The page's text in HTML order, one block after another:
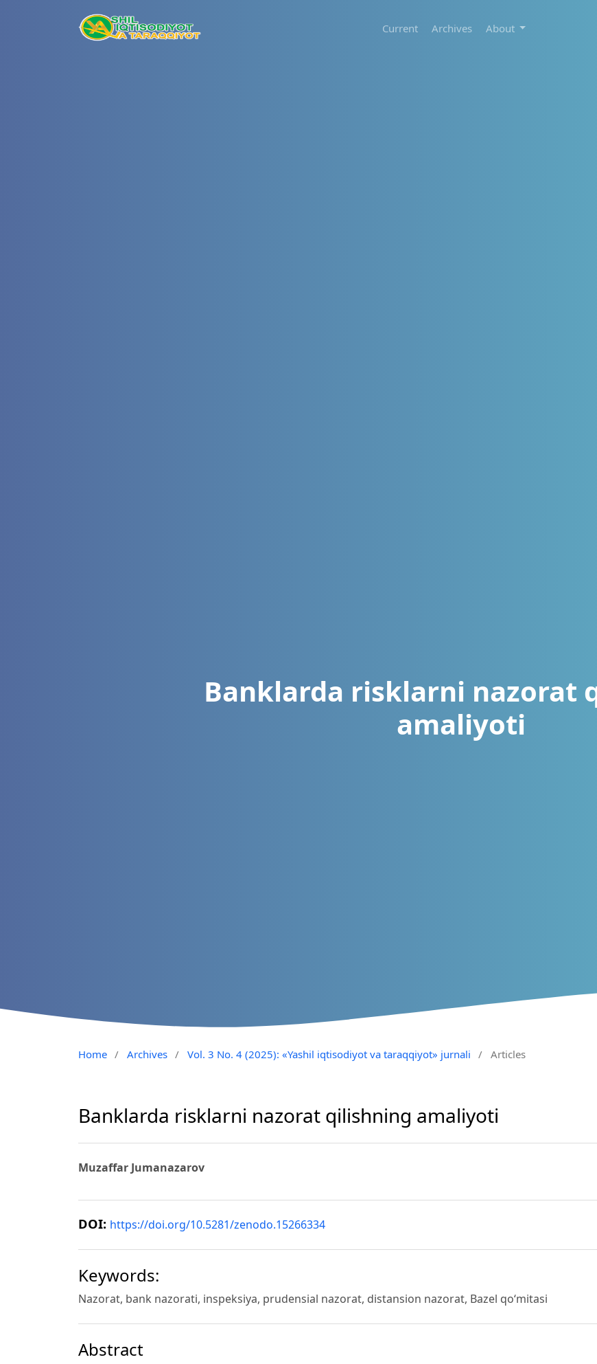
Current Archives About
Banklarda risklarni nazorat
amaliyoti
Home / Archives / Vol. 3 No. 4 (2025): «Yashil iqtisodiyot va taraqqiyot» jurnali / Articles
Banklarda risklarni nazorat qilishning amaliyoti
Muzaffar Jumanazarov
DOI: https://doi.org/10.5281/zenodo.15266334
Keywords:
Nazorat, bank nazorati, inspeksiya, prudensial nazorat, distansion nazorat, Bazel qoʻmitasi
Abstract